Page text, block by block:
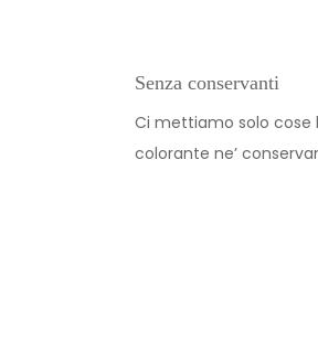
Senza conservanti
Ci mettiamo solo cose
colorante ne’